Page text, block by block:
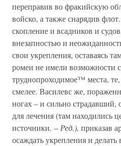
переправив во фракийскую
войско, а также снарядив
скопление и всадников и
внезапностью и
свои укрепления, оставаясь
ромеи не имели возможности
труднопроходимое™ места, те,
смелее. Василевс же,
ногах – и сильно
для лечения (там находились
источники. – Ред.), приказав
осаждать укрепления и